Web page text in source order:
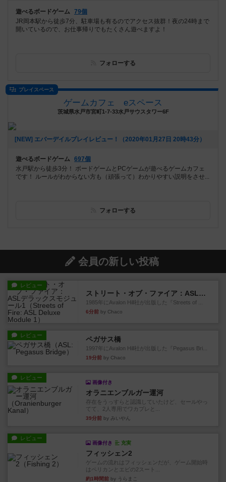
遊べるボードゲーム 79個
JR岡本駅から徒歩7分、駐車場も有るのでアクセス抜群！夜の24時まで
開いているので、お仕事帰りでもたくさん遊べますよ！
フォローする
プレイスペース
ゲームカフェ eスペース
茨城県水戸市宮町1-7-33水戸サウスタワー6F
[NEW] エバーデイルプレイレビュー！（2020年01月27日 20時43分）
遊べるボードゲーム 697個
水戸駅から徒歩3分！ ボードゲームとPCゲームが遊べるゲームカフェ
です！ ルールがわからない方も（頑張って）わかりやすい説明をさせ...
フォローする
会員の新しい投稿
レビュー
ストリート・オブ・ファイア：ASLデラックスモジュール1
1985年にAvalon Hill社が出版した『Streets of ...
6分前 by Chaco
レビュー ペガサス橋
1997年にAvalon Hill社が出版した『Pegasus Bri...
19分前 by Chaco
レビュー
画像付き
オラニエンブルガー運河
存在をうっすらと認識していたけど、セールやっ
てて、2人専用でワカプレと...
39分前 by みいやん
レビュー
画像付き 充実
フィッシェン2
ゲームの流れはフィッシェンだが、ゲーム開始時
はペリカンとエビの2スート...
約1時間前 by うらまこ